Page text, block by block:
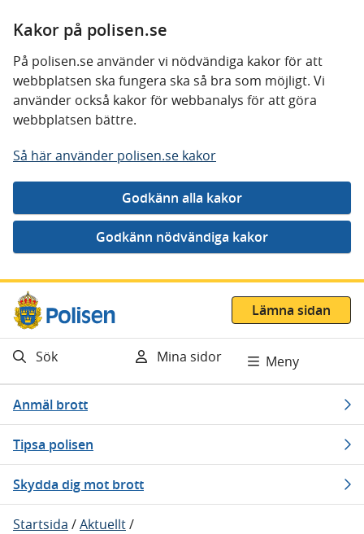
Kakor på polisen.se
På polisen.se använder vi nödvändiga kakor för att
webbplatsen ska fungera ska så bra som möjligt. Vi
använder också kakor för webbanalys för att göra
webbplatsen bättre.
Så här använder polisen.se kakor
Gå direkt till innehåll
Lämna sidan
Sök Mina sidor Meny
Anmäl brott
Tipsa polisen
Skydda dig mot brott
Startsida /Aktuellt/